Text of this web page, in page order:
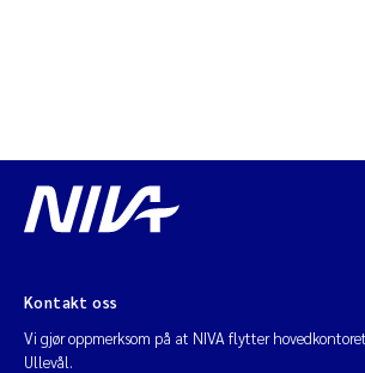
Kontakt oss
Vi gjør oppmerksom på at NIVA flytter
Ullevål.